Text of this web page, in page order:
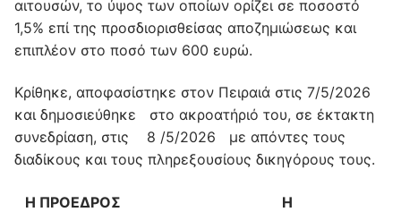
αιτουσών, το ύψος των οποίων ορίζει σε ποσοστό
1,5% επί της προσδιορισθείσας αποζημιώσεως και
επιπλέον στο ποσό των 600 ευρώ.
Κρίθηκε, αποφασίστηκε στον Πειραιά στις 7/5/2026
και δημοσιεύθηκε στο ακροατήριό του, σε έκτακτη
συνεδρίαση, στις 8 /5/2026 με απόντες τους
διαδίκους και τους πληρεξουσίους δικηγόρους τους.
Η ΠΡΟΕΔΡΟΣ Η